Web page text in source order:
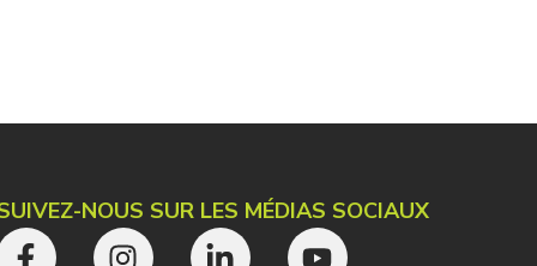
NOUS SUR LES MÉDIAS SOCIAUX